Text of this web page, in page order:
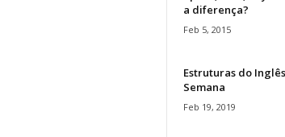
a diferença?
Feb 5, 2015
Estruturas do
Semana
Feb 19, 2019